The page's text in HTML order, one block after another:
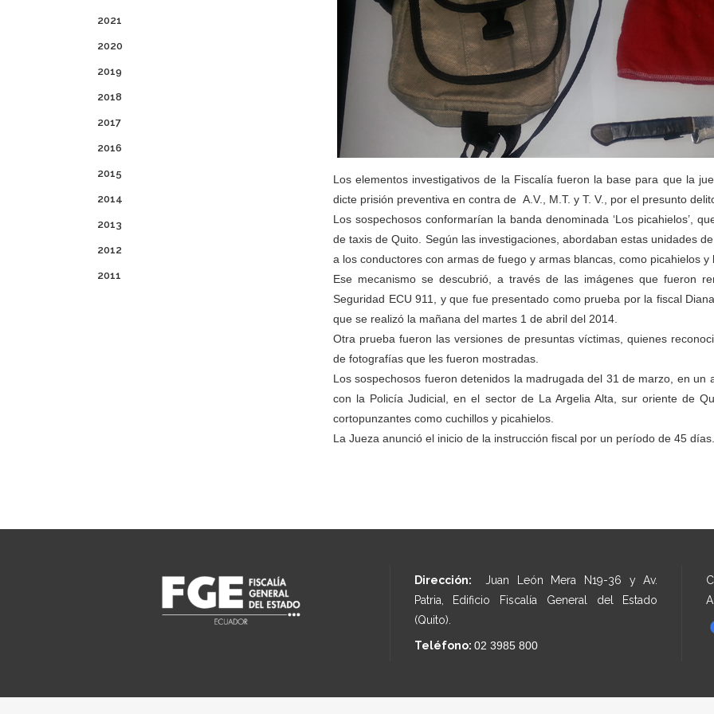
2021
2020
2019
2018
2017
2016
2015
2014
2013
2012
2011
Los elementos investigativos de la Fiscalía fueron la base para que la
dicte prisión preventiva en contra de A.V., M.T. y T. V., por el presunto
Los sospechosos conformarían la banda denominada ‘Los picahielos’,
de taxis de Quito. Según las investigaciones, abordaban estas unidades
a los conductores con armas de fuego y armas blancas, como picahielos
Ese mecanismo se descubrió, a través de las imágenes que fueron
Seguridad ECU 911, y que fue presentado como prueba por la fiscal
que se realizó la mañana del martes 1 de abril del 2014.
Otra prueba fueron las versiones de presuntas víctimas, quienes
de fotografías que les fueron mostradas.
Los sospechosos fueron detenidos la madrugada del 31 de marzo, en
con la Policía Judicial, en el sector de La Argelia Alta, sur oriente de
cortopunzantes como cuchillos y picahielos.
La Jueza anunció el inicio de la instrucción fiscal por un período de 45 días.
Dirección: Juan León Mera N19-36 y Av.
Patria, Edificio Fiscalía General del Estado
(Quito).
Teléfono: 02 3985 800